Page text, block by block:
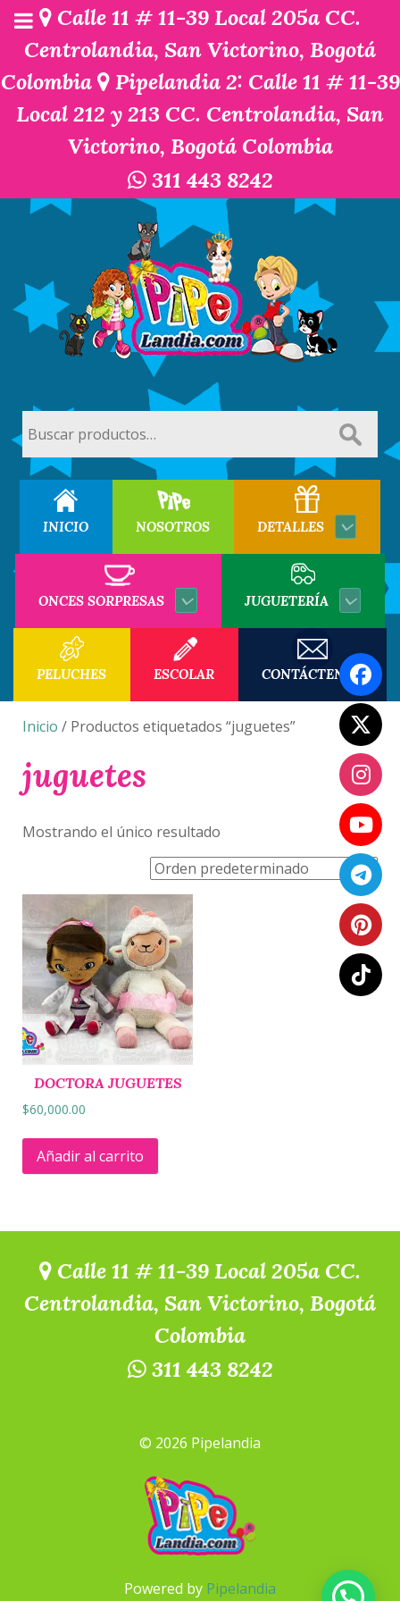
Calle 11 # 11-39 Local 205a CC.
Centrolandia, San Victorino, Bogotá
Colombia
Pipelandia 2: Calle 11 # 11-39
Local 212 y 213 CC. Centrolandia, San
Victorino, Bogotá Colombia
311 443 8242
por:
INICIO NOSOTROS DETALLES
ONCES SORPRESAS JUGUETERÍA
PELUCHES ESCOLAR CONTÁCTENOS
Inicio / Productos etiquetados “juguetes”
juguetes
Mostrando el único resultado
DOCTORA JUGUETES
$60,000.00
Añadir al carrito
Calle 11 # 11-39 Local 205a CC.
Centrolandia, San Victorino, Bogotá
Colombia
311 443 8242
© 2026 Pipelandia
Powered by Pipelandia